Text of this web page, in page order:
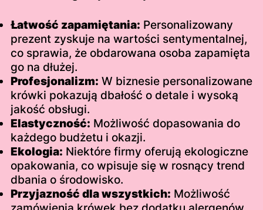
Łatwość zapamiętania: Personalizowany
prezent zyskuje na wartości sentymentalnej,
co sprawia, że obdarowana osoba zapamięta
go na dłużej.
Profesjonalizm: W biznesie personalizowane
krówki pokazują dbałość o detale i wysoką
jakość obsługi.
Elastyczność: Możliwość dopasowania do
każdego budżetu i okazji.
Ekologia: Niektóre firmy oferują ekologiczne
opakowania, co wpisuje się w rosnący trend
dbania o środowisko.
Przyjazność dla wszystkich: Możliwość